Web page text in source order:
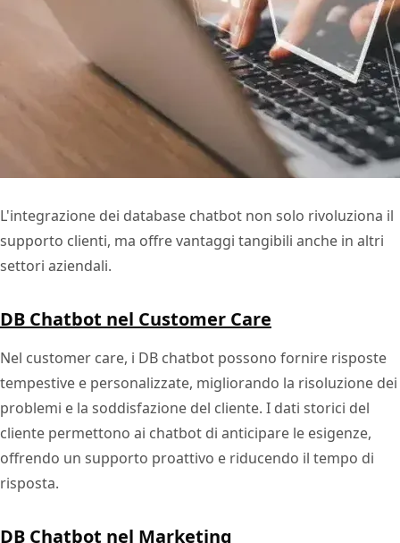
L'integrazione dei database chatbot non solo rivoluziona il
supporto clienti, ma offre vantaggi tangibili anche in altri
settori aziendali.
DB Chatbot nel Customer Care
Nel customer care, i DB chatbot possono fornire risposte
tempestive e personalizzate, migliorando la risoluzione dei
problemi e la soddisfazione del cliente. I dati storici del
cliente permettono ai chatbot di anticipare le esigenze,
offrendo un supporto proattivo e riducendo il tempo di
risposta.
DB Chatbot nel Marketing